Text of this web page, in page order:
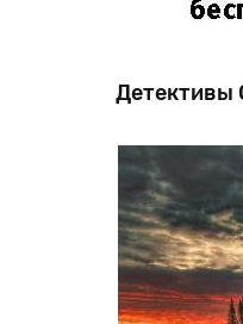
Детективы